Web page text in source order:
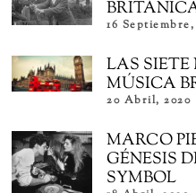
16 Septiembre,
LAS
MÚSICA
20 Abril, 2020
MARCO
GÉNESIS
SYMBOL